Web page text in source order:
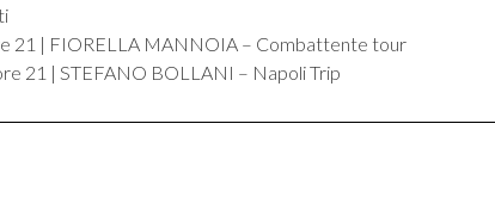
21 | FIORELLA MANNOIA – Combattente tour
21 | STEFANO BOLLANI – Napoli Trip